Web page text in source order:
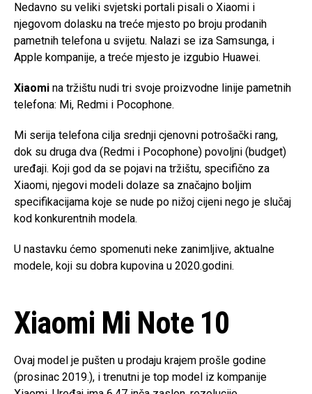
Nedavno su veliki svjetski portali pisali o Xiaomi i
njegovom dolasku na treće mjesto po broju prodanih
pametnih telefona u svijetu. Nalazi se iza Samsunga, i
Apple kompanije, a treće mjesto je izgubio Huawei.
Xiaomi na tržištu nudi tri svoje proizvodne linije pametnih
telefona: Mi, Redmi i Pocophone.
Mi serija telefona cilja srednji cjenovni potrošački rang,
dok su druga dva (Redmi i Pocophone) povoljni (budget)
uređaji. Koji god da se pojavi na tržištu, specifično za
Xiaomi, njegovi modeli dolaze sa značajno boljim
specifikacijama koje se nude po nižoj cijeni nego je slučaj
kod konkurentnih modela.
U nastavku ćemo spomenuti neke zanimljive, aktualne
modele, koji su dobra kupovina u 2020.godini.
Xiaomi Mi Note 10
Ovaj model je pušten u prodaju krajem prošle godine
(prosinac 2019.), i trenutni je top model iz kompanije